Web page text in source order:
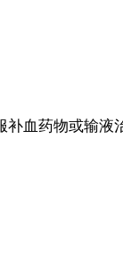
血药物或输液